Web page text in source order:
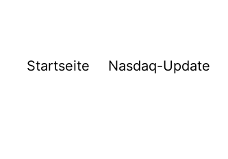
Startseite Nasdaq-Update